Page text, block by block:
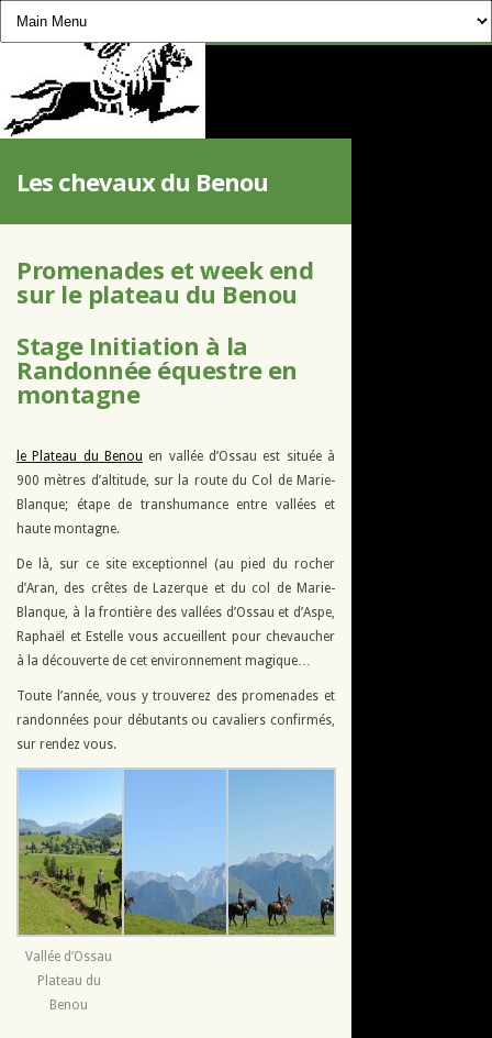
CHEVAUCHÉE
Les chevaux du Benou
Promenades et week end
sur le plateau du Benou
Stage Initiation à la
Randonnée équestre en
montagne
le Plateau du Benou en vallée d’Ossau est située à
900 mètres d’altitude, sur la route du Col de Marie-
Blanque; étape de transhumance entre vallées et
haute montagne.
De là, sur ce site exceptionnel (au pied du rocher
d’Aran, des crêtes de Lazerque et du col de Marie-
Blanque, à la frontière des vallées d’Ossau et d’Aspe,
Raphaël et Estelle vous accueillent pour chevaucher
à la découverte de cet environnement magique…
Toute l’année, vous y trouverez des promenades et
randonnées pour débutants ou cavaliers confirmés,
sur rendez vous.
Vallée d’Ossau
Plateau du
Benou